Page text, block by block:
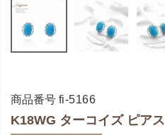
商品番号 fi-5166
K18WG ターコイズ ピアス